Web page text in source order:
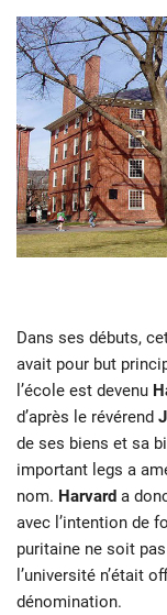
Dans ses débuts,
avait pour but
l’école est devenu
d’après le révérend
de ses biens et sa
important legs a
nom. Harvard a
avec l’intention de
puritaine ne soit
l’université n’était
dénomination.